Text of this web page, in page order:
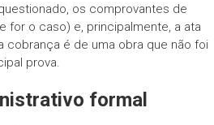
os comprovantes de
for o caso) e, principalmente, a ata
cobrança é de uma obra que não foi
prova.
formal